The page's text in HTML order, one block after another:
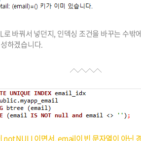
바꿔서 넣던지, 인덱싱 조건을 바꾸는 수밖
하겠습니다.
not NULL이면서, email이 빈 문자열이 아닌